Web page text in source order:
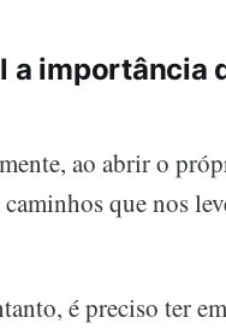
a importância
ao abrir o
que nos
é preciso ter